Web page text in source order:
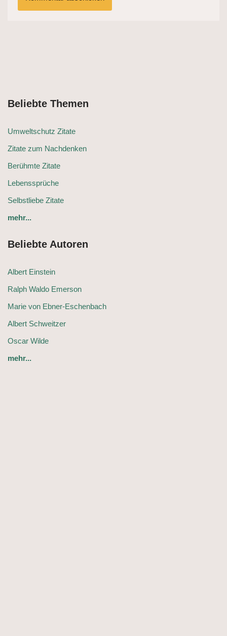
Beliebte Themen
Umweltschutz Zitate
Zitate zum Nachdenken
Berühmte Zitate
Lebenssprüche
Selbstliebe Zitate
mehr...
Beliebte Autoren
Albert Einstein
Ralph Waldo Emerson
Marie von Ebner-Eschenbach
Albert Schweitzer
Oscar Wilde
mehr...